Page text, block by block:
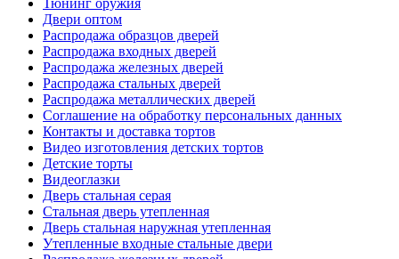
Тюнинг оружия
Двери оптом
Распродажа образцов дверей
Распродажа входных дверей
Распродажа железных дверей
Распродажа стальных дверей
Распродажа металлических дверей
Соглашение на обработку персональных данных
Контакты и доставка тортов
Видео изготовления детских тортов
Детские торты
Видеоглазки
Дверь стальная серая
Стальная дверь утепленная
Дверь стальная наружная утепленная
Утепленные входные стальные двери